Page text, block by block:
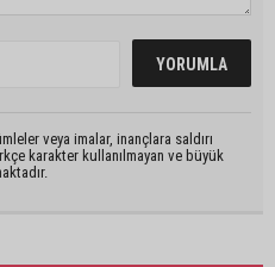
veya imalar, inançlara saldırı
karakter kullanılmayan ve büyük